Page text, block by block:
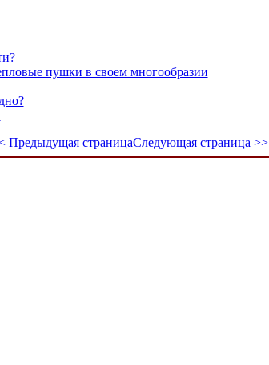
пушки в своем многообразии
Предыдущая страницаСледующая страница >>